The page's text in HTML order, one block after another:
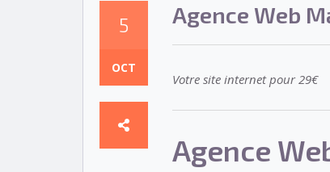
5
OCT
Agence Web
Votre site internet pour 29€
Agence